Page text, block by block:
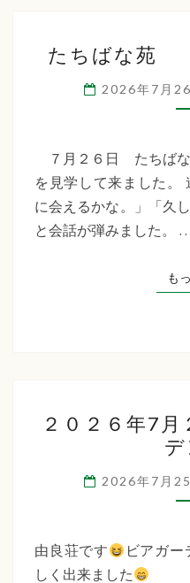
たちばな苑
2026年7月
７月２６日 たちばな
を見学して来ました。
に会えるかな。」「久
と会話が弾みました。
も
２０２６年7
デ
2026年7月
由良荘です
ビアガ
しく出来ました